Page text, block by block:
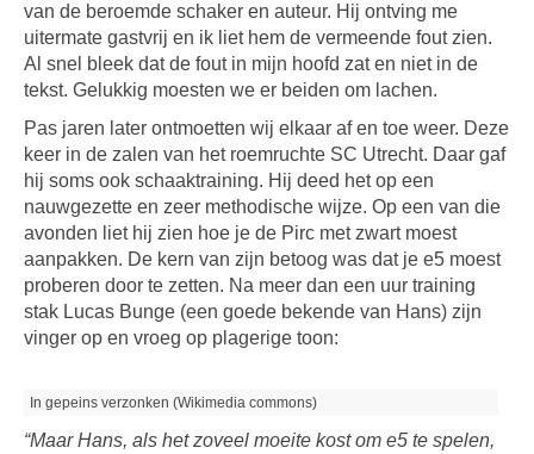
van de beroemde schaker en auteur. Hij ontving me
uitermate gastvrij en ik liet hem de vermeende fout zien.
Al snel bleek dat de fout in mijn hoofd zat en niet in de
tekst. Gelukkig moesten we er beiden om lachen.
Pas jaren later ontmoetten wij elkaar af en toe weer. Deze
keer in de zalen van het roemruchte SC Utrecht. Daar gaf
hij soms ook schaaktraining. Hij deed het op een
nauwgezette en zeer methodische wijze. Op een van die
avonden liet hij zien hoe je de Pirc met zwart moest
aanpakken. De kern van zijn betoog was dat je e5 moest
proberen door te zetten. Na meer dan een uur training
stak Lucas Bunge (een goede bekende van Hans) zijn
vinger op en vroeg op plagerige toon:
In gepeins verzonken (Wikimedia commons)
“Maar Hans, als het zoveel moeite kost om e5 te spelen,